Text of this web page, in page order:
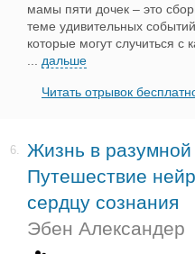
мамы пяти дочек – это
теме удивительных
которые могут случиться
дальше
Читать отрывок
6.
Жизнь в
Путешествие
сердцу сознания
Эбен Александер